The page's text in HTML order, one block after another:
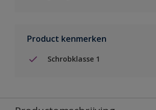
Product kenmerken
Schrobklasse 1